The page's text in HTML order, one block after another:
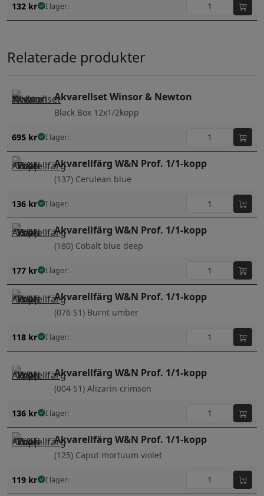
132 kr I lager:
Relaterade produkter
Akvarellset Winsor & Newton
Black Box 12x1/2kopp
695 kr I lager:
Akvarellfärg W&N Prof. 1/1-kopp
(137) Cerulean blue
136 kr I lager:
Akvarellfärg W&N Prof. 1/1-kopp
(180) Cobalt blue deep
177 kr I lager:
Akvarellfärg W&N Prof. 1/1-kopp
(076 S1) Burnt umber
118 kr I lager:
Akvarellfärg W&N Prof. 1/1-kopp
(004 S1) Alizarin crimson
136 kr I lager:
Akvarellfärg W&N Prof. 1/1-kopp
(125) Caput mortuum violet
119 kr I lager: